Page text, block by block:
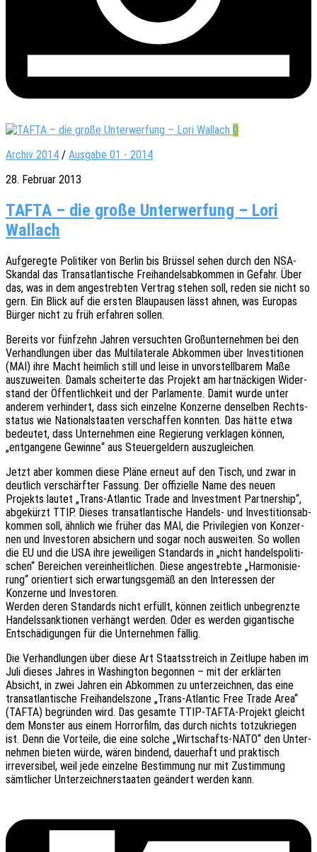
0
Archiv 2014 / Ausgabe 01 - 2014
28. Februar 2013
TAFTA – die große Unterwerfung – Lori
Wallach
Aufge­reg­te Poli­ti­ker von Berlin bis Brüs­sel sehen durch den NSA-
Skan­dal das Trans­at­lan­ti­sche Frei­han­dels­ab­kom­men in Gefahr. Über
das, was in dem ange­streb­ten Vertrag stehen soll, reden sie nicht so
gern. Ein Blick auf die ersten Blau­pau­sen lässt ahnen, was Euro­pas
Bürger nicht zu früh erfah­ren sollen.
Bereits vor fünf­zehn Jahren versuch­ten Groß­un­ter­neh­men bei den
Verhand­lun­gen über das Multi­la­te­ra­le Abkom­men über Inves­ti­tio­nen
(MAI) ihre Macht heim­lich still und leise in unvor­stell­ba­rem Maße
auszu­wei­ten. Damals schei­ter­te das Projekt am hart­nä­cki­gen Wider­
stand der Öffent­lich­keit und der Parla­men­te. Damit wurde unter
ande­rem verhin­dert, dass sich einzel­ne Konzer­ne densel­ben Rechts­
sta­tus wie Natio­nal­staa­ten verschaf­fen konn­ten. Das hätte etwa
bedeu­tet, dass Unter­neh­men eine Regie­rung verkla­gen können,
„entgan­ge­ne Gewin­ne“ aus Steu­er­gel­dern auszugleichen.
Jetzt aber kommen diese Pläne erneut auf den Tisch, und zwar in
deut­lich verschärf­ter Fassung. Der offi­zi­el­le Name des neuen
Projekts lautet „Trans-Atlan­tic Trade and Invest­ment Part­ner­ship“,
abge­kürzt TTIP. Dieses trans­at­lan­ti­sche Handels- und Inves­ti­ti­ons­ab­
kom­men soll, ähnlich wie früher das MAI, die Privi­le­gi­en von Konzer­
nen und Inves­to­ren absi­chern und sogar noch auswei­ten. So wollen
die EU und die USA ihre jewei­li­gen Stan­dards in „nicht handels­po­li­ti­
schen“ Berei­chen verein­heit­li­chen. Diese ange­streb­te „Harmo­ni­sie­
rung“ orien­tiert sich erwar­tungs­ge­mäß an den Inter­es­sen der
Konzer­ne und Investoren.
Werden deren Stan­dards nicht erfüllt, können zeit­lich unbe­grenz­te
Handels­sank­tio­nen verhängt werden. Oder es werden gigan­ti­sche
Entschä­di­gun­gen für die Unter­neh­men fällig.
Die Verhand­lun­gen über diese Art Staats­streich in Zeit­lu­pe haben im
Juli dieses Jahres in Washing­ton begon­nen – mit der erklär­ten
Absicht, in zwei Jahren ein Abkom­men zu unter­zeich­nen, das eine
trans­at­lan­ti­sche Frei­han­dels­zo­ne „Trans-Atlan­tic Free Trade Area“
(TAFTA) begrün­den wird. Das gesam­te TTIP-TAFTA-Projekt gleicht
dem Mons­ter aus einem Horror­film, das durch nichts totzu­krie­gen
ist. Denn die Vortei­le, die eine solche „Wirt­schafts-NATO“ den Unter­
neh­men bieten würde, wären bindend, dauer­haft und prak­tisch
irrever­si­bel, weil jede einzel­ne Bestim­mung nur mit Zustim­mung
sämt­li­cher Unter­zeich­ner­staa­ten geän­dert werden kann.